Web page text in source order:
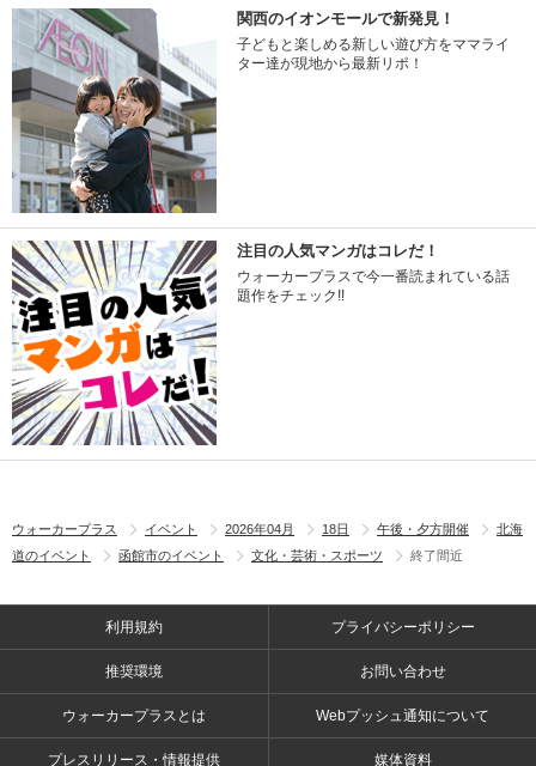
関西のイオンモールで新発見！
子どもと楽しめる新しい遊び方をママライ
ター達が現地から最新リポ！
注目の人気マンガはコレだ！
ウォーカープラスで今一番読まれている話
題作をチェック!!
ウォーカープラス イベント 2026年04月 18日 午後・夕方開催
北海
道のイベント
函館市のイベント 文化・芸術・スポーツ 終了間近
利用規約 プライバシーポリシー
推奨環境 お問い合わせ
ウォーカープラスとは Webプッシュ通知について
プレスリリース・情報提供 媒体資料